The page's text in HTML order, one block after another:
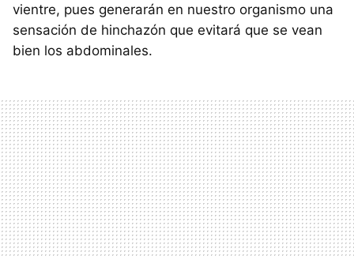
vientre, pues generarán en nuestro organismo una
sensación de hinchazón que evitará que se vean
bien los abdominales.